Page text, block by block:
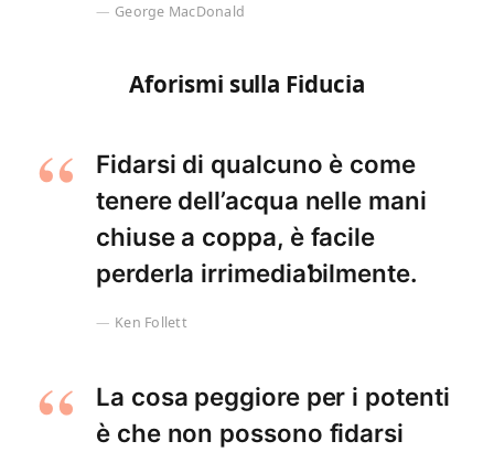
George MacDonald
Aforismi sulla Fiducia
Fidarsi di qualcuno è come
tenere dell’acqua nelle mani
chiuse a coppa, è facile
perderla irrimediaƅilmente.
Ken Follett
La cosa peggiore per i potenti
è che non possono fidarsi